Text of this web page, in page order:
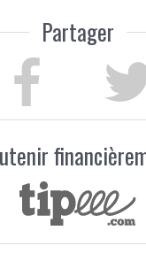
Partager